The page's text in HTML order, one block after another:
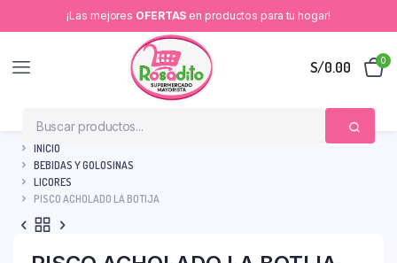
¡Las mejores OFERTAS en productos para tu hogar!
S/0.00 0
INICIO
BEBIDAS Y GOLOSINAS
LICORES
PISCO ACHOLADO LA BOTIJA